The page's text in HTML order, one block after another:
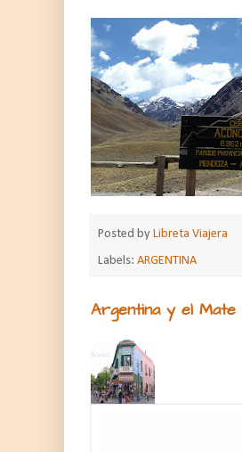
Posted by Libreta Viajera
Labels: ARGENTINA
Argentina y el Mate